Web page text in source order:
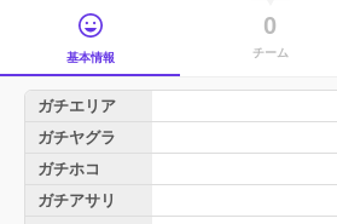
基本情報
0
チーム
ガチエリア
ガチヤグラ
ガチホコ
ガチアサリ